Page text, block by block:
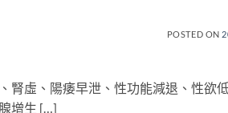
POSTED ON
腎虛、陽痿早泄、性功能減退、性欲
增生 […]